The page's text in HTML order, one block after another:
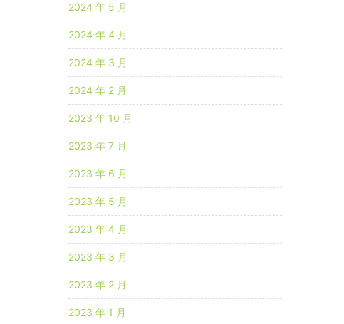
2024 年 5 月
2024 年 4 月
2024 年 3 月
2024 年 2 月
2023 年 10 月
2023 年 7 月
2023 年 6 月
2023 年 5 月
2023 年 4 月
2023 年 3 月
2023 年 2 月
2023 年 1 月